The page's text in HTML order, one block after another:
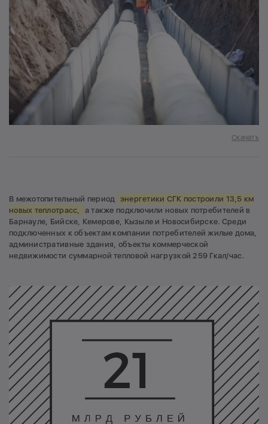
Скачать
В межотопительный период
энергетики СГК построили 13,5 км
новых теплотрасс,
а также подключили новых потребителей в
Барнауле, Бийске, Кемерове, Кызыле и Новосибирске. Среди
подключенных к объектам компании потребителей жилые дома,
административные здания, объекты коммерческой
недвижимости суммарной тепловой нагрузкой 259 Гкал/час.